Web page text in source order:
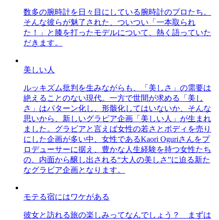
数多の腕時計を日々目にしている腕時計のプロたち。
そんな彼らが魅了された、ついつい「一本取られ
た！」と膝を打ったモデルについて、熱く語っていた
だきます。
美しい人
ルッキズム批判を生みながらも、「美しさ」の需要は
絶えることのない現代。一方で世間が求める「美し
さ」はパターン化し、形骸化してはいないか、そんな
思いから、新しいグラビア企画「美しい人」が生まれ
ました。グラビアと言えば女性の若さとボディを売り
にした企画が多い中、女性であるKaori Oguriさんをプ
ロデューサーに据え、豊かな人生経験を持つ女性たち
の、内面から醸し出される“大人の美しさ”に迫る新た
なグラビア企画となります。
モテる宿にはワケがある
彼女と訪れる旅の楽しみってなんでしょう？ まずは